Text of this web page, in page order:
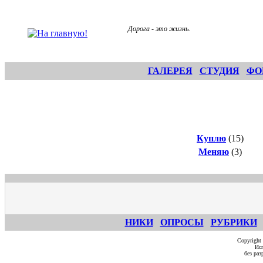
Дорога - это жизнь.
ГАЛЕРЕЯ СТУДИЯ
Куплю (15)
Меняю (3)
НИКИ ОПРОСЫ РУБРИКИ
без